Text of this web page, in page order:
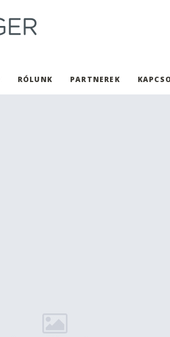
RÓLUNK PARTNEREK